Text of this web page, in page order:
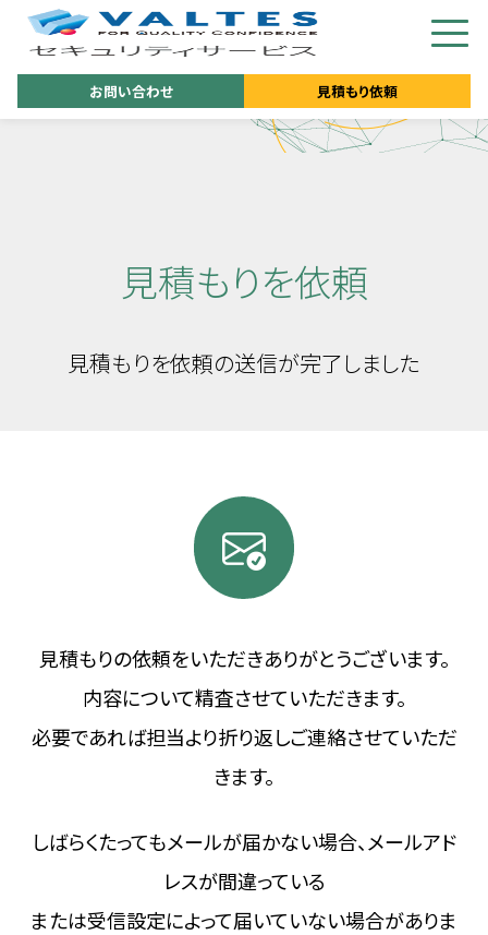
お問い合わせ 見積もり依頼
見積もりを依頼
見積もりを依頼の送信が完了しました
見積もりの依頼をいただきありがとうございます。
内容について精査させていただきます。
必要であれば担当より折り返しご連絡させていただ
きます。
しばらくたってもメールが届かない場合、メールアド
レスが間違っている
または受信設定によって届いていない場合がありま